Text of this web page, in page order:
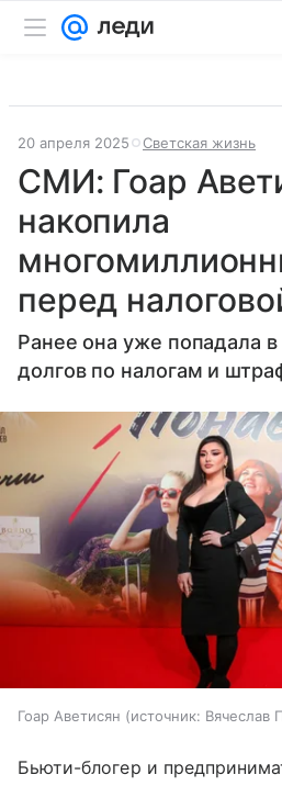
20 апреля 2025 Светская жизнь
СМИ: Гоар
накопила
перед
Ранее она уже попадала в
долгов по налогам и
Гоар Аветисян источник: Вячеслав
Бьюти-блогер и